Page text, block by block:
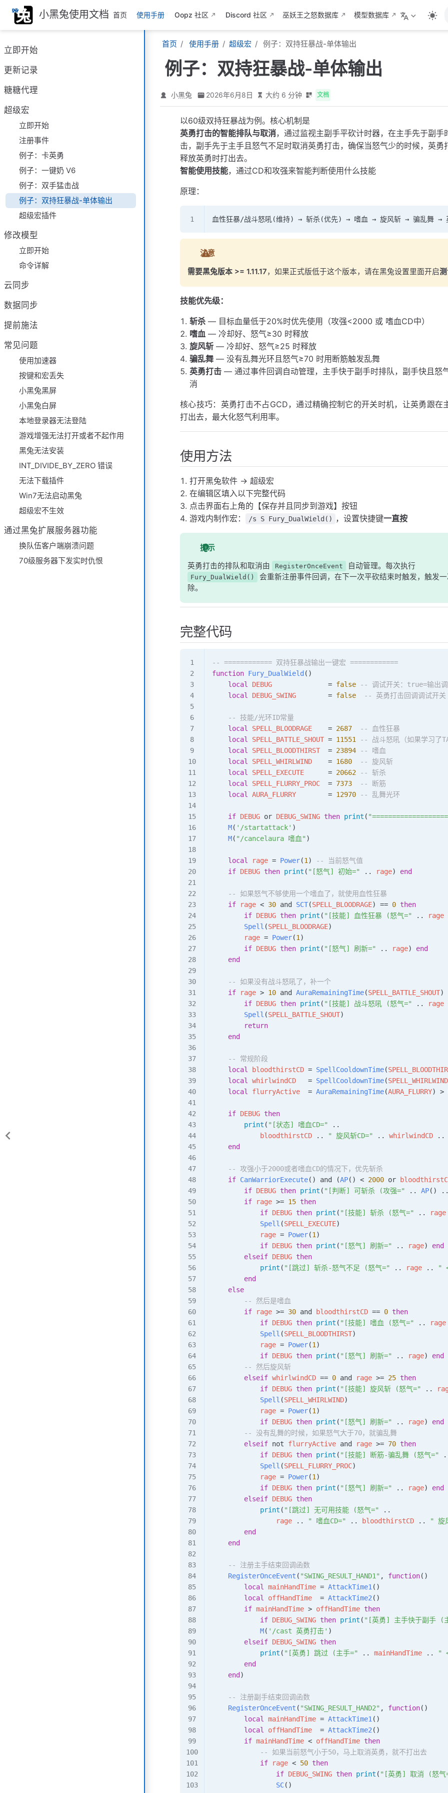
跳
至
主
內
容
小黑兔使用文档 首页 使用手册 Oopz 社区 Discord 社区 巫妖王之怒数据库 模型数据库
立即开始
更新记录
糖糖代理
超级宏
立即开始
注册事件
例子：卡英勇
例子：一键奶 V6
例子：双手猛击战
例子：双持狂暴战-单体输出
超级宏插件
修改模型
立即开始
命令详解
云同步
数据同步
提前施法
常见问题
使用加速器
按键和宏丢失
小黑兔黑屏
小黑兔白屏
本地登录器无法登陆
游戏增强无法打开或者不起作用
黑兔无法安装
INT_DIVIDE_BY_ZERO 错误
无法下载插件
Win7无法启动黑兔
超级宏不生效
通过黑兔扩展服务器功能
换队伍客户端崩溃问题
70级服务器下发实时仇恨
首页 使用手册 超级宏 例子：双持狂暴战-单体输出
例子：双持狂暴战-单体输出
小黑兔 2026年6月8日 大约 6 分钟 文档
以60级双持狂暴战为例。核心机制是
英勇打击的智能排队与取消，通过监视主副手平砍计时器，在主手先于副手
击，副手先于主手且怒气不足时取消英勇打击，确保当怒气少的时候，英勇
释放英勇时打出去。
智能使用技能，通过CD和攻强来智能判断使用什么技能
原理：
血性狂暴/战斗怒吼(维持) → 斩杀(优先) → 嗜血 → 旋风斩 → 骗乱舞 →
注意
需要黑兔版本 >= 1.11.17，如果正式版低于这个版本，请在黑兔设置里面开启
技能优先级：
斩杀 — 目标血量低于20%时优先使用（攻强<2000 或 嗜血CD中）
嗜血 — 冷却好、怒气≥30 时释放
旋风斩 — 冷却好、怒气≥25 时释放
骗乱舞 — 没有乱舞光环且怒气≥70 时用断筋触发乱舞
英勇打击 — 通过事件回调自动管理，主手快于副手时排队，副手快且怒
消
核心技巧：英勇打击不占GCD，通过精确控制它的开关时机，让英勇跟在
打出去，最大化怒气利用率。
使用方法
打开黑兔软件 → 超级宏
在编辑区填入以下完整代码
点击界面右上角的【保存并且同步到游戏】按钮
游戏内制作宏：
/s S Fury_DualWield() ，设置快捷键一直按
提示
英勇打击的排队和取消由 RegisterOnceEvent 自动管理。每次执行
Fury_DualWield()
会重新注册事件回调，在下一次平砍结束时触发，触发一
除。
完整代码
-- ============ 双持狂暴战输出一键宏 ============
function Fury_DualWield ()
    local
DEBUG
              =
false -- 调试开关：true=输出调
    local
DEBUG_SWING
        =
false
  -- 英勇打击回调调试开关
    -- 技能/光环ID常量
    local
SPELL_BLOODRAGE
    =
2687
  -- 血性狂暴
    local
SPELL_BATTLE_SHOUT = 11551
-- 战斗怒吼（如果学习了
    local
SPELL_BLOODTHIRST
  =
23894 -- 嗜血
    local
SPELL_WHIRLWIND
    =
1680
  -- 旋风斩
    local
SPELL_EXECUTE
      =
20662 -- 斩杀
    local
SPELL_FLURRY_PROC
  =
7373
  -- 断筋
    local
AURA_FLURRY
        =
12970 -- 乱舞光环
    if
DEBUG or DEBUG_SWING then print (
    M
( '/startattack' )
    M
( "/cancelaura 嗜血" )
    local
rage = Power(1 )
-- 当前怒气值
    if
DEBUG then print ( "[怒气] 初始=" .. rage) end
    -- 如果怒气不够使用一个嗜血了，就使用血性狂暴
    if
rage < 30 and SCT(SPELL_BLOODRAGE) == 0 then
        if
DEBUG then print ( "[技能] 血性狂暴 (怒气=" .. rage
        Spell
(SPELL_BLOODRAGE)
        rage
= Power(1 )
        if
DEBUG then print ( "[怒气] 刷新=" .. rage) end
    end
    -- 如果没有战斗怒吼了，补一个
    if
rage > 10 and AuraRemainingTime(SPELL_BATTLE_SHOUT)
        if
DEBUG then print ( "[技能] 战斗怒吼 (怒气=" .. rage
        Spell
(SPELL_BATTLE_SHOUT)
        return
    end
    -- 常规阶段
    local
bloodthirstCD = SpellCooldownTime(
    local
whirlwindCD
   =
SpellCooldownTime(SPELL_WHIRLWIND
    local
flurryActive
  =
AuraRemainingTime(AURA_FLURRY) >
    if
DEBUG then
        print
( "[状态] 嗜血CD="
..
            bloodthirstCD
.. " 旋风斩CD=" .. whirlwindCD ..
    end
    -- 攻强小于2000或者嗜血CD的情况下，优先斩杀
    if
CanWarriorExecute() and (AP() < 2000 or
        if
DEBUG then print ( "[判断] 可斩杀 (攻强=" .. AP()
        if
rage >= 15 then
            if
DEBUG then print ( "[技能] 斩杀 (怒气=" .. rage
            Spell
(SPELL_EXECUTE)
            rage
= Power(1 )
            if
DEBUG then print ( "[怒气] 刷新=" .. rage) end
        elseif
DEBUG then
            print
( "[跳过] 斩杀-怒气不足 (怒气=" .. rage .. "
        end
    else
        -- 然后是嗜血
        if
rage >= 30 and bloodthirstCD == 0 then
            if
DEBUG then print ( "[技能] 嗜血 (怒气=" .. rage
            Spell
(SPELL_BLOODTHIRST)
            rage
= Power(1 )
            if
DEBUG then print ( "[怒气] 刷新=" .. rage) end
        -- 然后旋风斩
        elseif
whirlwindCD == 0 and rage >= 25 then
            if
DEBUG then print ( "[技能] 旋风斩 (怒气=" ..
            Spell
(SPELL_WHIRLWIND)
            rage
= Power(1 )
            if
DEBUG then print ( "[怒气] 刷新=" .. rage) end
        -- 没有乱舞的时候，如果怒气大于70，就骗乱舞
        elseif
not flurryActive and rage >= 70 then
            if
DEBUG then print ( "[技能] 断筋-骗乱舞 (怒气="
            Spell
(SPELL_FLURRY_PROC)
            rage
= Power(1 )
            if
DEBUG then print ( "[怒气] 刷新=" .. rage) end
        elseif
DEBUG then
            print
( "[跳过] 无可用技能 (怒气="
..
                rage
.. " 嗜血CD=" .. bloodthirstCD .. " 旋
        end
    end
    -- 注册主手结束回调函数
    RegisterOnceEvent
( "SWING_RESULT_HAND1" , function()
        local
mainHandTime = AttackTime1 ()
        local
offHandTime
  =
AttackTime2 ()
        if
mainHandTime > offHandTime then
            if
DEBUG_SWING then print ( "[英勇] 主手快于副手 (
            M
( '/cast 英勇打击' )
        elseif
DEBUG_SWING then
            print
( "[英勇] 跳过 (主手=" .. mainHandTime .. "
        end
    end
)
    -- 注册副手结束回调函数
    RegisterOnceEvent
( "SWING_RESULT_HAND2" , function()
        local
mainHandTime = AttackTime1 ()
        local
offHandTime
  =
AttackTime2 ()
        if
mainHandTime < offHandTime then
            -- 如果当前怒气小于50，马上取消英勇，就不打出去
            if
rage < 50 then
                if
DEBUG_SWING then print ( "[英勇] 取消 (怒气
                SC
()